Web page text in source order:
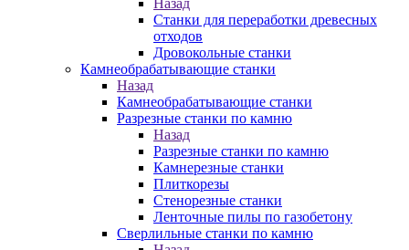
Назад
Станки для переработки древесных
отходов
Дровокольные станки
Камнеобрабатывающие станки
Назад
Камнеобрабатывающие станки
Разрезные станки по камню
Назад
Разрезные станки по камню
Камнерезные станки
Плиткорезы
Стенорезные станки
Ленточные пилы по газобетону
Сверлильные станки по камню